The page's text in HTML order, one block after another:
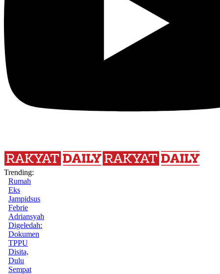
Trending:
Rumah
Eks
Jampidsus
Febrie
Adriansyah
Digeledah:
Dokumen
TPPU
Disita,
Dulu
Sempat